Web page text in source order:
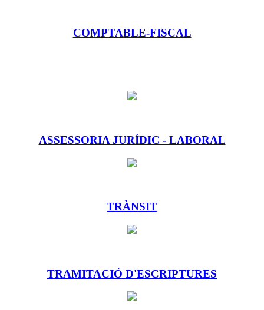
COMPTABLE-FISCAL
ASSESSORIA JURÍDIC - LABORAL
TRÀNSIT
TRAMITACIÓ D'ESCRIPTURES